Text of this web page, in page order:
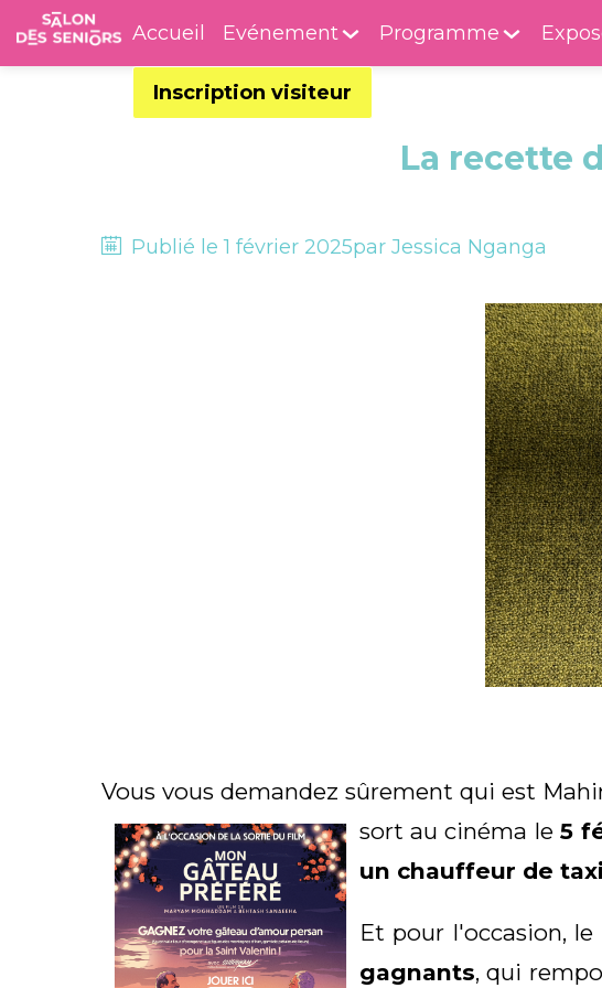
Accueil Evénement Programme
Inscription visiteur
La recette
Publié le1 février 2025par Jessica Nganga
Vous vous demandez sûrement qui est
sort au cinéma le 5
un chauffeur de taxi
Et pour l'occasion,
gagnants, qui